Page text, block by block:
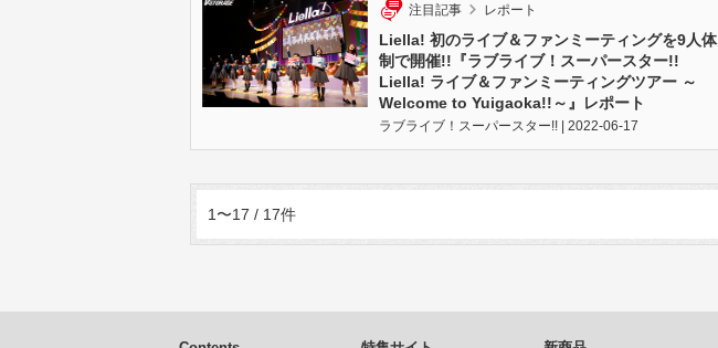
注目記事 レポート
Liella! 初のライブ＆ファンミーティングを9人体
制で開催!!『ラブライブ！スーパースター!!
Liella! ライブ＆ファンミーティングツアー ～
Welcome to Yuigaoka!!～』レポート
ラブライブ！スーパースター!! | 2022-06-17
1〜17 / 17件